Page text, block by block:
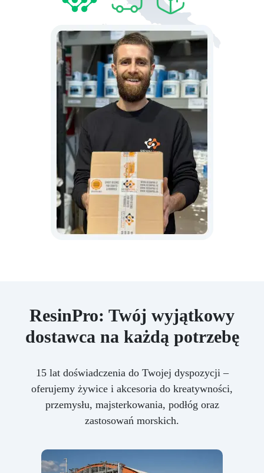
ResinPro: Twój wyjątkowy
dostawca na każdą potrzebę
15 lat doświadczenia do Twojej dyspozycji –
oferujemy żywice i akcesoria do kreatywności,
przemysłu, majsterkowania, podłóg oraz
zastosowań morskich.